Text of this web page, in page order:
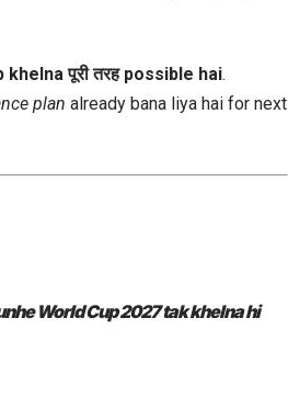
khelna पूरी तरह possible hai.
plan already bana liya hai for next
World Cup 2027 tak khelna hi